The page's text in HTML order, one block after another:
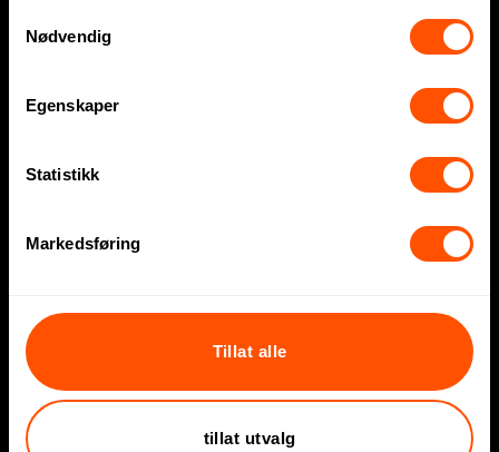
Nødvendig
Egenskaper
Statistikk
Markedsføring
Tillat alle
tillat utvalg
Fotball-VM 2026
Påskegaver
Julegaver
NorgesProfil AS
Referanser
Blogg